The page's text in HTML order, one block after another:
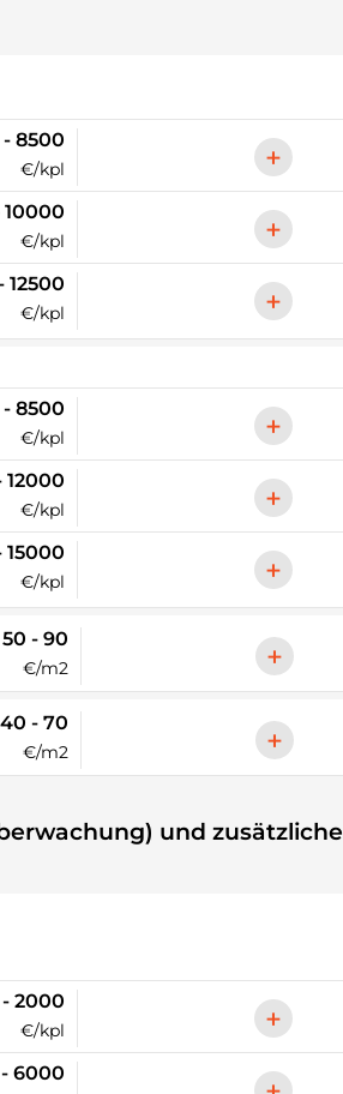
8500
€/kpl +
€/kpl +
12500
€/kpl +
8500
€/kpl +
12000
€/kpl +
15000
€/kpl +
50 - 90
€/m2 +
40 - 70
€/m2 +
und zusätzliche
2000
€/kpl +
6000